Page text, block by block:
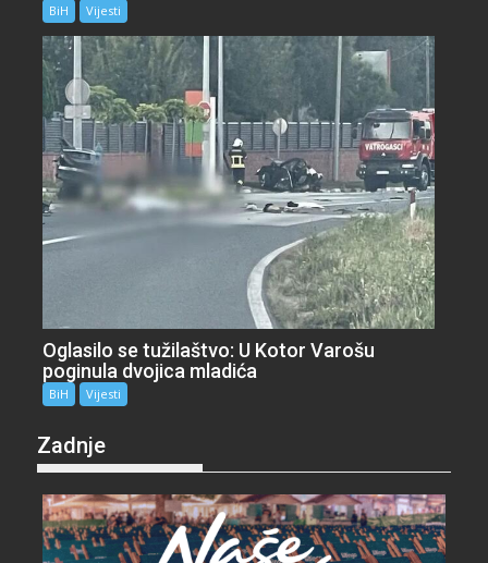
BiH Vijesti
Oglasilo se tužilaštvo: U Kotor Varošu
poginula dvojica mladića
BiH Vijesti
Zadnje